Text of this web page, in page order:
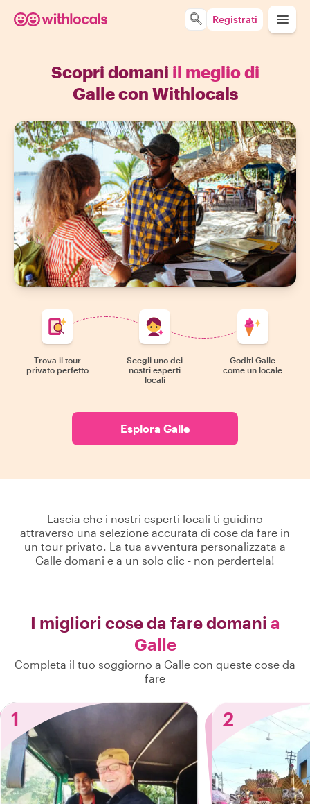
Registrati
Scopri domani il meglio di
Galle con Withlocals
Trova il tour
privato perfetto
Scegli uno dei
nostri esperti
locali
Goditi Galle
come un locale
Esplora Galle
Lascia che i nostri esperti locali ti guidino
attraverso una selezione accurata di cose da fare in
un tour privato. La tua avventura personalizzata a
Galle domani e a un solo clic - non perdertela!
I migliori cose da fare domani a
Galle
Completa il tuo soggiorno a Galle con queste cose da
fare
1 2